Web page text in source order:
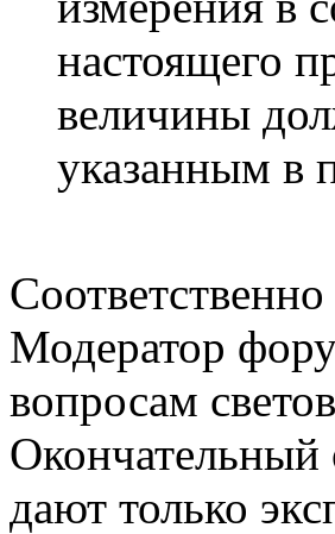
настоящего
величины
указанным в
Модератор
вопросам
Окончательный
дают только